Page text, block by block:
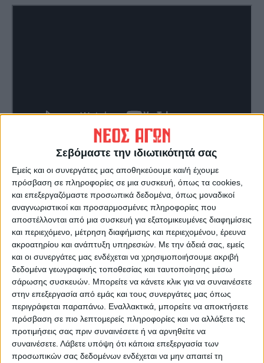
Σεβόμαστε την ιδιωτικότητά σας
Εμείς και οι συνεργάτες μας αποθηκεύουμε και/ή έχουμε
πρόσβαση σε πληροφορίες σε μια συσκευή, όπως τα cookies,
και επεξεργαζόμαστε προσωπικά δεδομένα, όπως μοναδικοί
αναγνωριστικοί και προσαρμοσμένες πληροφορίες που
αποστέλλονται από μια συσκευή για εξατομικευμένες διαφημίσεις
και περιεχόμενο, μέτρηση διαφήμισης και περιεχομένου, έρευνα
ακροατηρίου και ανάπτυξη υπηρεσιών. Με την άδειά σας, εμείς
και οι συνεργάτες μας ενδέχεται να χρησιμοποιήσουμε ακριβή
δεδομένα γεωγραφικής τοποθεσίας και ταυτοποίησης μέσω
σάρωσης συσκευών. Μπορείτε να κάνετε κλικ για να συναινέσετε
στην επεξεργασία από εμάς και τους συνεργάτες μας όπως
περιγράφεται παραπάνω. Εναλλακτικά, μπορείτε να αποκτήσετε
πρόσβαση σε πιο λεπτομερείς πληροφορίες και να αλλάξετε τις
προτιμήσεις σας πριν συναινέσετε ή να αρνηθείτε να
συναινέσετε. Λάβετε υπόψη ότι κάποια επεξεργασία των
προσωπικών σας δεδομένων ενδέχεται να μην απαιτεί τη
Σε ότι αφορά τυς νοσηλευτές σύμφωνα με
τα όσ υποστήριξε ο Λάμπρος Τσάπαλης
μέλος του ΔΣ εργαζομένων στο
πανεπιστημιακό και ατιπροεδρος του
πανελλήνιου συλλόγου τραυματιοφορεων,
έχουν προσβληθεί από κορονοϊό στο
πανεπισημιακό παω από 50 νοσοκόμοι και
νοσοκόμες που λείπουν σε αυτή τη φαση
από τις οργανικές τους θέσεις, με
αποτέλεσμα να πιέζονται οι εναπομείναντες